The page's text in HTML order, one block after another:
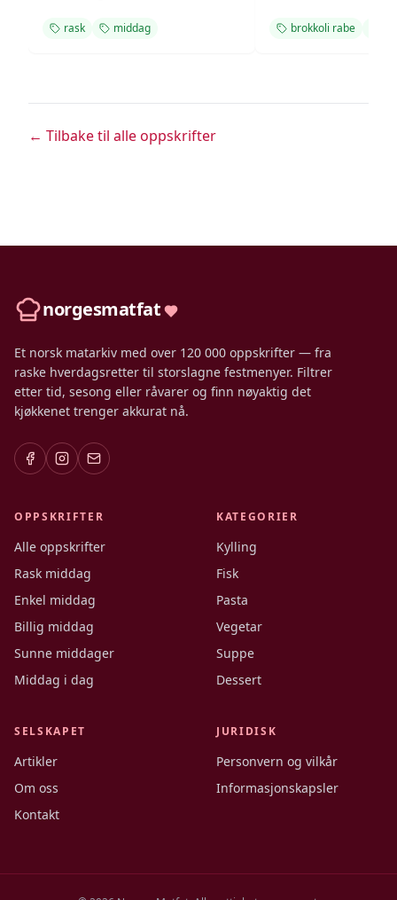
rask middag brokkoli rabe
← Tilbake til alle oppskrifter
norgesmatfat
Et norsk matarkiv med over 120 000 oppskrifter — fra
raske hverdagsretter til storslagne festmenyer. Filtrer
etter tid, sesong eller råvarer og finn nøyaktig det
kjøkkenet trenger akkurat nå.
OPPSKRIFTER
Alle oppskrifter
Rask middag
Enkel middag
Billig middag
Sunne middager
Middag i dag
KATEGORIER
Kylling
Fisk
Pasta
Vegetar
Suppe
Dessert
SELSKAPET
Artikler
Om oss
Kontakt
JURIDISK
Personvern og vilkår
Informasjonskapsler